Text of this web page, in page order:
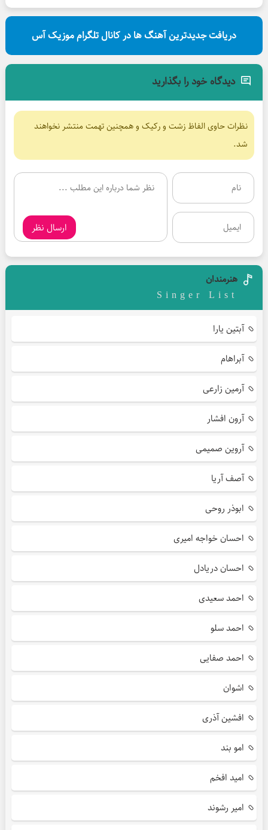
دریافت جدیدترین آهنگ ها در کانال تلگرام موزیک آس
دیدگاه خود را بگذارید
نظرات حاوی الفاظ زشت و رکیک و همچنین تهمت منتشر نخواهند
شد.
ارسال نظر
هنرمندان
Singer List
آبتین یارا
آبراهام
آرمین زارعی
آرون افشار
آروین صمیمی
آصف آریا
ابوذر روحی
احسان خواجه امیری
احسان دریادل
احمد سعیدی
احمد سلو
احمد صفایی
اشوان
افشین آذری
امو بند
امید افخم
امیر رشوند